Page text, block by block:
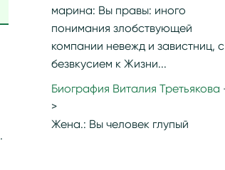
марина: Вы правы: иного
понимания злобствующей
компании невежд и завистниц, с
безвкусием к Жизни...
Биография Виталия Третьякова
Жена.: Вы человек глупый